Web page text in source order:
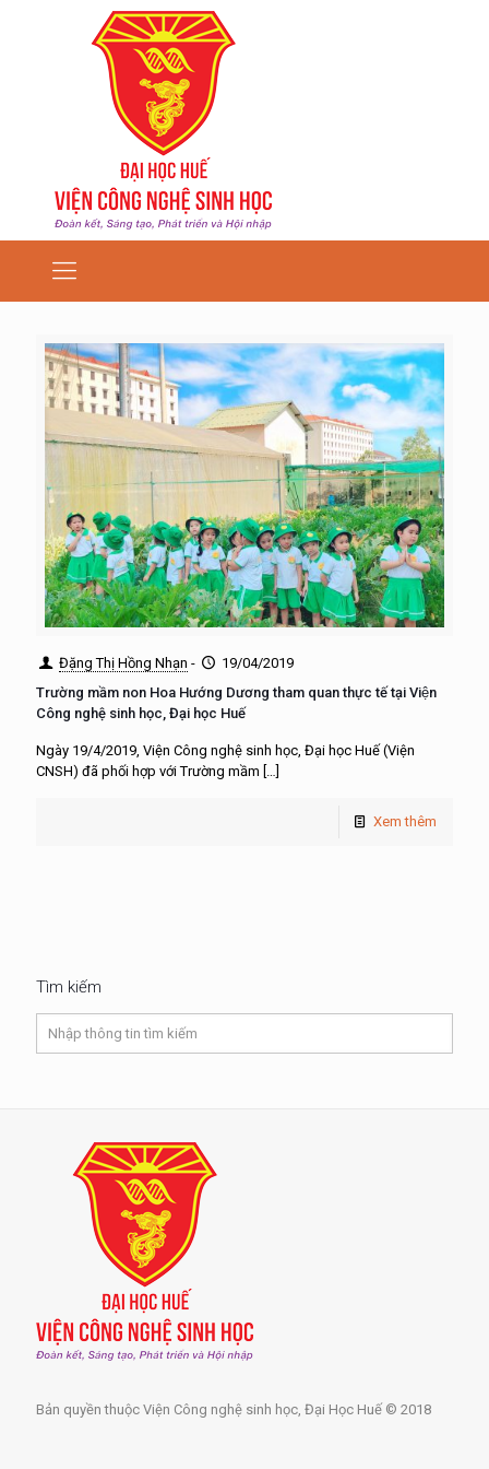
Đặng Thị Hồng Nhạn -
19/04/2019
Trường mầm non Hoa Hướng Dương tham quan thực tế tại Viện
Công nghệ sinh học, Đại học Huế
Ngày 19/4/2019, Viện Công nghệ sinh học, Đại học Huế (Viện
CNSH) đã phối hợp với Trường mầm […]
Xem thêm
Tìm kiếm
Bản quyền thuộc Viện Công nghệ sinh học, Đại Học Huế © 2018